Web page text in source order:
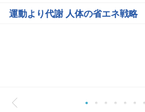
運動より代謝 人体の省エネ戦略